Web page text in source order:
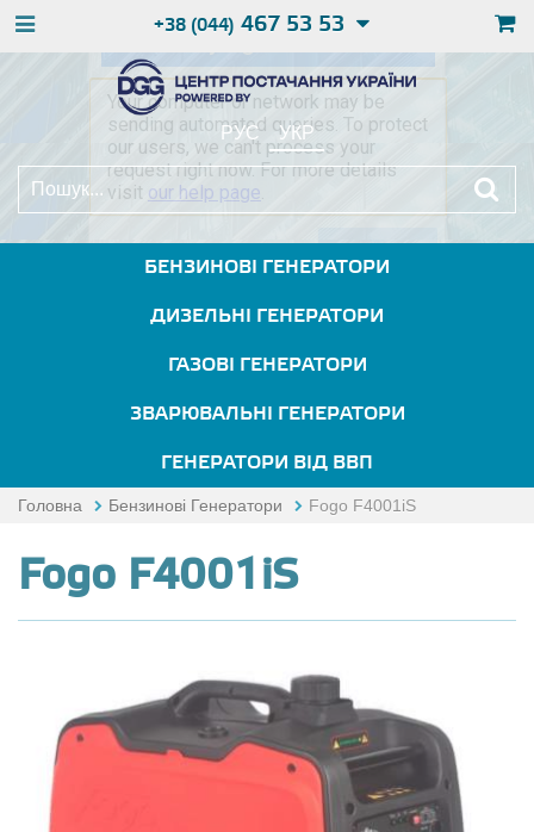
+38 (044) 467 53 53
РУС УКР
БЕНЗИНОВІ ГЕНЕРАТОРИ
ДИЗЕЛЬНІ ГЕНЕРАТОРИ
ГАЗОВІ ГЕНЕРАТОРИ
ЗВАРЮВАЛЬНІ ГЕНЕРАТОРИ
ГЕНЕРАТОРИ ВІД ВВП
Головна Бензинові Генератори Fogo F4001iS
Fogo F4001iS